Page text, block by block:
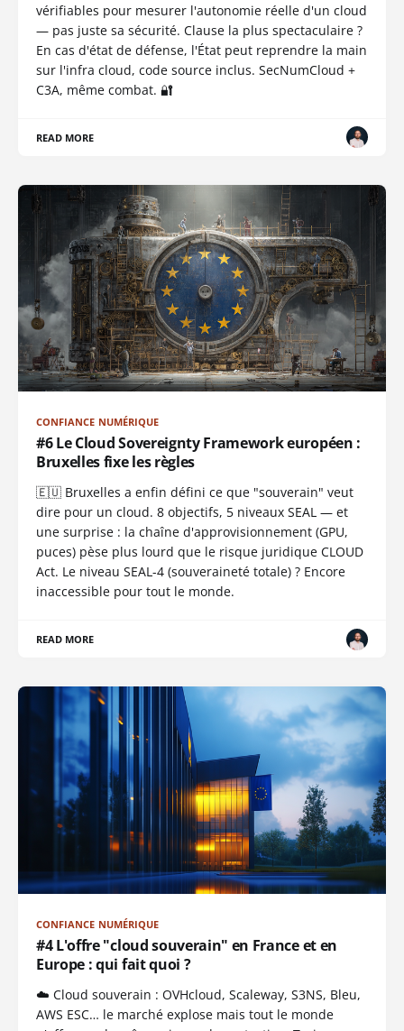
vérifiables pour mesurer l'autonomie réelle d'un cloud
— pas juste sa sécurité. Clause la plus spectaculaire ?
En cas d'état de défense, l'État peut reprendre la main
sur l'infra cloud, code source inclus. SecNumCloud +
C3A, même combat. 🔐
READ MORE
CONFIANCE NUMÉRIQUE
#6 Le Cloud Sovereignty Framework européen :
Bruxelles fixe les règles
🇪🇺 Bruxelles a enfin défini ce que "souverain" veut
dire pour un cloud. 8 objectifs, 5 niveaux SEAL — et
une surprise : la chaîne d'approvisionnement (GPU,
puces) pèse plus lourd que le risque juridique CLOUD
Act. Le niveau SEAL-4 (souveraineté totale) ? Encore
inaccessible pour tout le monde.
READ MORE
CONFIANCE NUMÉRIQUE
#4 L'offre "cloud souverain" en France et en
Europe : qui fait quoi ?
☁️ Cloud souverain : OVHcloud, Scaleway, S3NS, Bleu,
AWS ESC… le marché explose mais tout le monde